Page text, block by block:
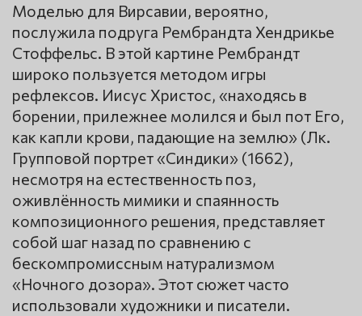
Моделью для Вирсавии, вероятно,
послужила подруга Рембрандта Хендрикье
Стоффельс. В этой картине Рембрандт
широко пользуется методом игры
рефлексов. Иисус Христос, «находясь в
борении, прилежнее молился и был пот Его,
как капли крови, падающие на землю» (Лк.
Групповой портрет «Синдики» (1662),
несмотря на естественность поз,
оживлённость мимики и спаянность
композиционного решения, представляет
собой шаг назад по сравнению с
бескомпромиссным натурализмом
«Ночного дозора». Этот сюжет часто
использовали художники и писатели.